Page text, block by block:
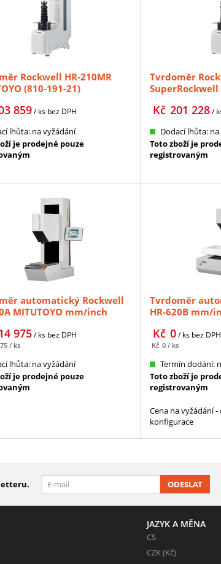
Rockwell HR-210MR
(810-191-21)
859/ ks bez DPH
lhůta: na vyžádání
je prodejné pouze
Tvrdoměr
SuperRockwell
201 228
Kč /
Dodací lhůta:
Toto zboží je
registrovaným
automatický Rockwell
MITUTOYO mm/inch
975/ ks bez DPH
/ ks
lhůta: na vyžádání
je prodejné pouze
Tvrdoměr
HR-620B mm/
0
Kč / ks bez DPH
0
Kč / ks
Termín dodání:
Toto zboží je
registrovaným
Cena na vyžádání
konfigurace
ODESLAT
JAZYK A MĚNA
CS
CZK (Kč)